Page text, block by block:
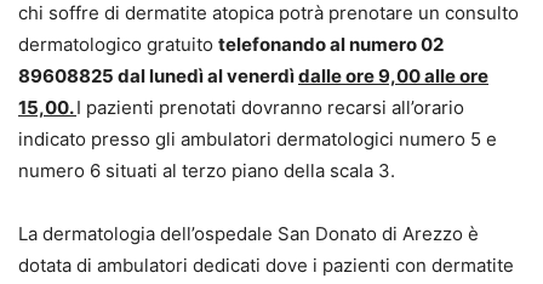
chi soffre di dermatite atopica potrà prenotare un consulto
dermatologico gratuito telefonando al numero 02
89608825 dal lunedì al venerdìdalle ore 9,00 alle ore
15,00.I pazienti prenotati dovranno recarsi all’orario
indicato presso gli ambulatori dermatologici numero 5 e
numero 6 situati al terzo piano della scala 3.
La dermatologia dell’ospedale San Donato di Arezzo è
dotata di ambulatori dedicati dove i pazienti con dermatite